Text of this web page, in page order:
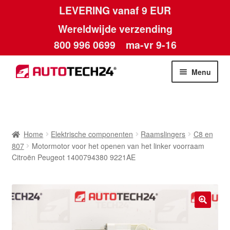
LEVERING vanaf 9 EUR
Wereldwijde verzending
800 996 0699 ma-vr 9-16
Ga
door
Ga
naar
Menu
Algemene voorwaarden
Betalingen
Home Elektrische componenten Raamslingers
C8 en
807
Motormotor voor het openen van het linker voorraam
Citroën Peugeot 1400794380 9221AE